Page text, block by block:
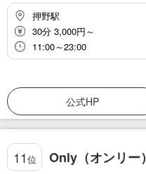
押野駅
30分 3,000円～
11:00～23:00
公式HP
11位 Only（オンリー）